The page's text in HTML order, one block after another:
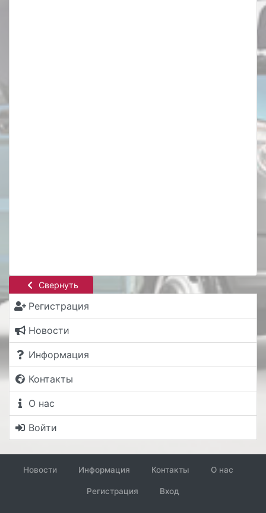
Свернуть
Регистрация
Новости
Информация
Контакты
О нас
Войти
Новости Информация Контакты О нас
Регистрация Вход